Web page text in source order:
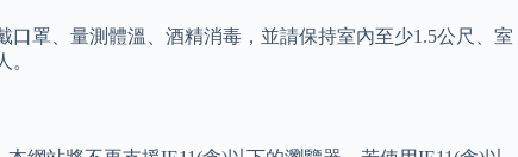
罩、量測體溫、酒精消毒，並請保持室內至少1.5公尺、室
。